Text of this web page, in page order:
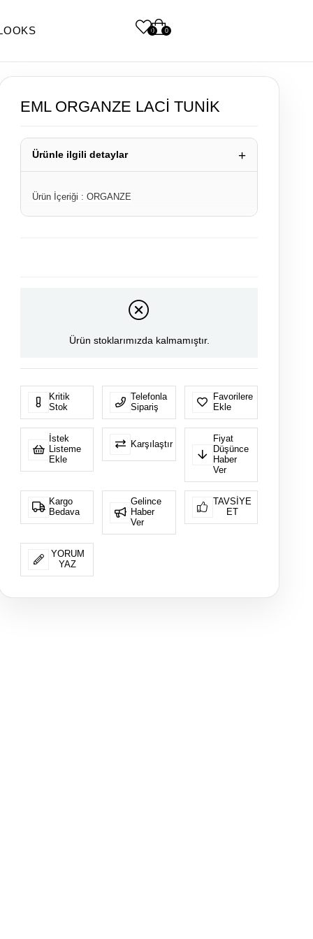
0 0
EML ORGANZE LACİ TUNİK
Ürünle ilgili detaylar
Ürün İçeriği : ORGANZE
36/1/S
Düşük Isıda Buhar Veya Kurutarak Ütüleme
yapılabilir,
Kuru Temizlemeye verilebi
Ürün stoklarımızda kalmamıştır.
Kritik
Stok
Telefonla
Sipariş
Favorilere
Ekle
İstek
Listeme
Ekle
Karşılaştır
Fiyat
Düşünce
Haber
Ver
Kargo
Bedava
Gelince
Haber
Ver
TAVSIYE
ET
YORUM
YAZ